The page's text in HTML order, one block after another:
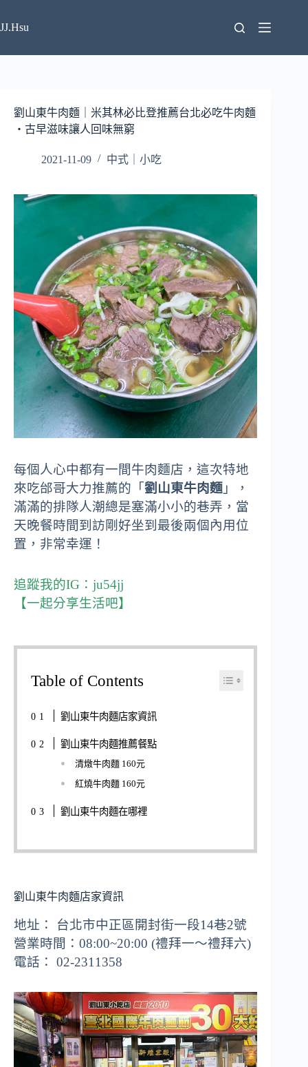
至
要
JJ.Hsu
劉山東牛肉麵｜米其林必比登推薦台北必吃牛肉麵
・古早滋味讓人回味無窮
2021-11-09 中式｜小吃
每個人心中都有一間牛肉麵店，這次特地
來吃邰哥大力推薦的「 劉山東牛肉麵 」，
滿滿的排隊人潮總是塞滿小小的巷弄，當
天晚餐時間到訪剛好坐到最後兩個內用位
置，非常幸運！
追蹤我的IG： ju54jj
【一起分享生活吧】
Table of Contents
劉山東牛肉麵店家資訊
劉山東牛肉麵推薦餐點
清燉牛肉麵 160元
紅燒牛肉麵 160元
劉山東牛肉麵在哪裡
劉山東牛肉麵店家資訊
地址： 台北市中正區開封街一段14巷2號
營業時間：08:00~20:00 (禮拜一～禮拜六)
電話： 02-2311358